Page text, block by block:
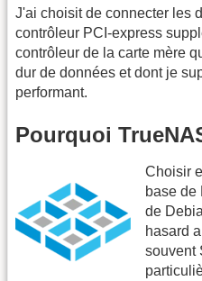
J'ai choisit de connecter les
contrôleur PCI-express
contrôleur de la carte mère
dur de données et dont je
performant.
Pourquoi
Choisir
base de
de
hasard
souvent